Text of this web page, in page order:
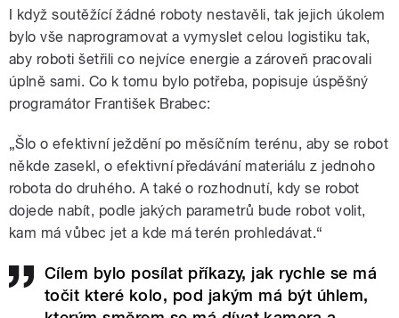
I když soutěžící žádné roboty nestavěli, tak jejich úkolem
bylo vše naprogramovat a vymyslet celou logistiku tak,
aby roboti šetřili co nejvíce energie a zároveň pracovali
úplně sami. Co k tomu bylo potřeba, popisuje úspěšný
programátor František Brabec:
„Šlo o efektivní ježdění po měsíčním terénu, aby se robot
někde zasekl, o efektivní předávání materiálu z jednoho
robota do druhého. A také o rozhodnutí, kdy se robot
dojede nabít, podle jakých parametrů bude robot volit,
kam má vůbec jet a kde má terén prohledávat.“
Cílem bylo posílat příkazy, jak rychle se má
točit které kolo, pod jakým má být úhlem,